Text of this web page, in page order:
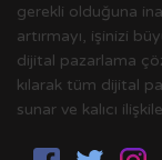
gerekli olduğuna
artırmayı, işinizi
dijital pazarlama
kılarak tüm dijital
sunar ve kalıcı